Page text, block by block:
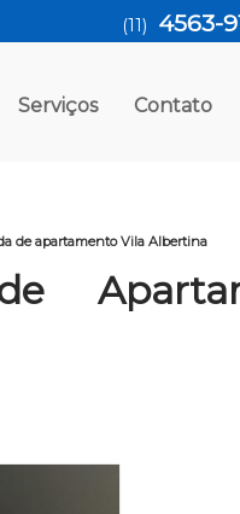
Serviços Contato
(11) 4563-
de apartamento Vila Albertina